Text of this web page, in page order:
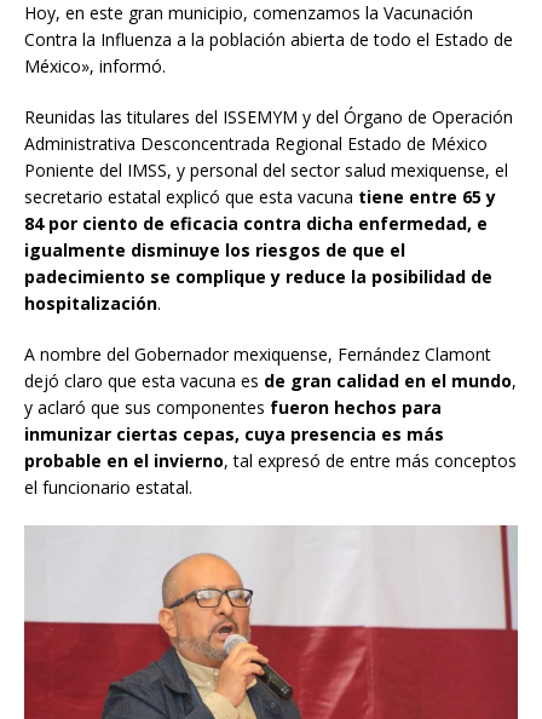
Hoy, en este gran municipio, comenzamos la Vacunación
Contra la Influenza a la población abierta de todo el Estado de
México», informó.
Reunidas las titulares del ISSEMYM y del Órgano de Operación
Administrativa Desconcentrada Regional Estado de México
Poniente del IMSS, y personal del sector salud mexiquense, el
secretario estatal explicó que esta vacuna tiene entre 65 y
84 por ciento de eficacia contra dicha enfermedad, e
igualmente disminuye los riesgos de que el
padecimiento se complique y reduce la posibilidad de
hospitalización.
A nombre del Gobernador mexiquense, Fernández Clamont
dejó claro que esta vacuna es de gran calidad en el mundo,
y aclaró que sus componentes fueron hechos para
inmunizar ciertas cepas, cuya presencia es más
probable en el invierno, tal expresó de entre más conceptos
el funcionario estatal.